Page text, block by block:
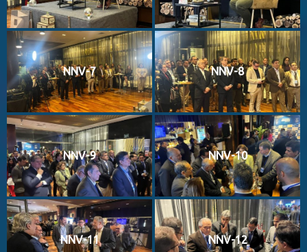
NNV-7 NNV-8
NNV-9 NNV-10
NNV-11 NNV-12